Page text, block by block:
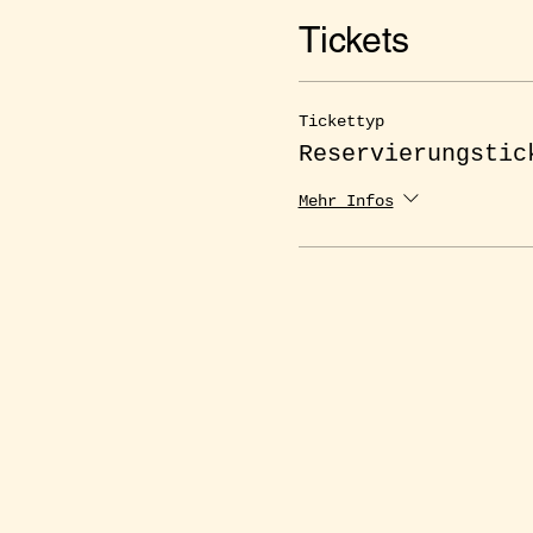
Tickets
Tickettyp
Mehr Infos